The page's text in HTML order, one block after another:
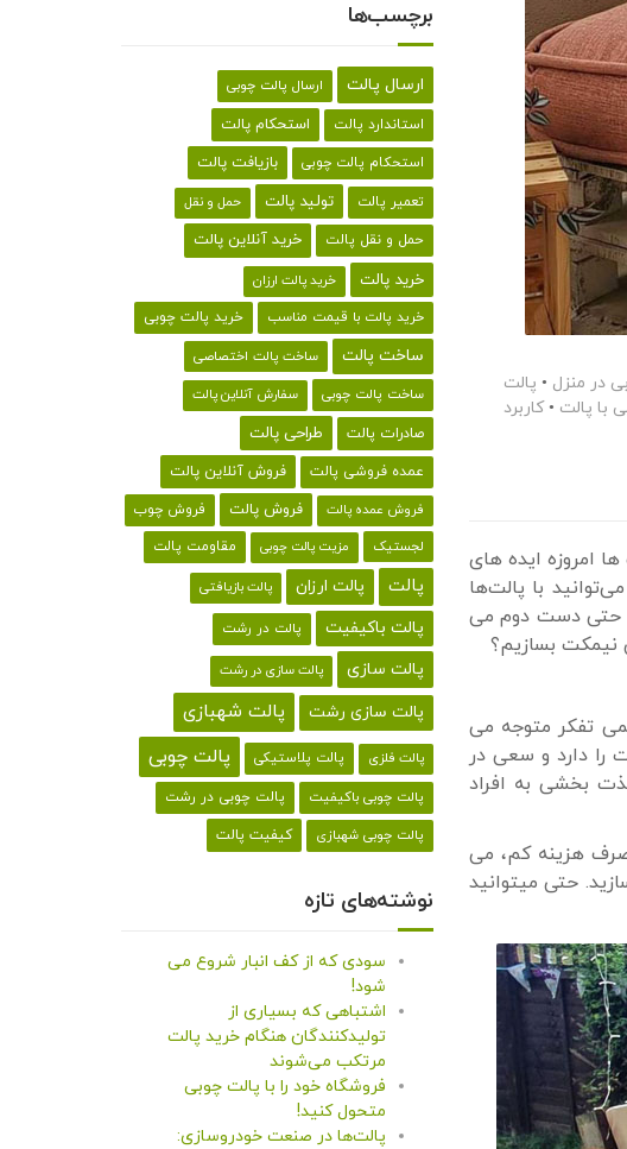
در منزل • پالت
با پالت •کاربرد
امروزه ایده های
با پالت‌ها
یا حتی دست دوم می
نیمکت بسازیم؟
تفکر متوجه می
را دارد و سعی در
بخشی به افراد
صرف هزینه کم، می
حتی میتوانید
برچسب‌ها
ارسال پالت ارسال پالت چوبی
استاندارد پالت استحکام پالت
استحکام پالت چوبی بازیافت پالت
تعمیر پالت تولید پالت حمل و نقل
حمل و نقل پالت خرید آنلاین پالت
خرید پالت خرید پالت ارزان
خرید پالت با قیمت مناسب خرید پالت چوبی
ساخت پالت
ساخت پالت اختصاصی
ساخت پالت چوبی
سفارش آنلاین پالت
صادرات پالت طراحی پالت
عمده فروشی پالت فروش آنلاین پالت
فروش عمده پالت فروش پالت
فروش چوب
لجستیک
مزیت پالت چوبی مقاومت پالت
پالت پالت ارزان پالت بازیافتی
پالت باکیفیت پالت در رشت
پالت سازی پالت سازی در رشت
پالت سازی رشت پالت شهبازی
پالت فلزی پالت پلاستیکی پالت چوبی
پالت چوبی باکیفیت
پالت چوبی در رشت
پالت چوبی شهبازی
کیفیت پالت
نوشته‌های تازه
سودی که از کف انبار شروع می
شود!
اشتباهی که بسیاری از
تولیدکنندگان هنگام خرید پالت
مرتکب می‌شوند
فروشگاه خود را با پالت چوبی
متحول کنید!
پالت‌ها در صنعت خودروسازی: